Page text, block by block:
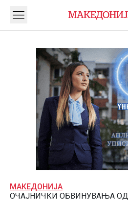
МАКЕДОНИЈА
ОЧАЈНИЧКИ ОБВИНУВАЊА